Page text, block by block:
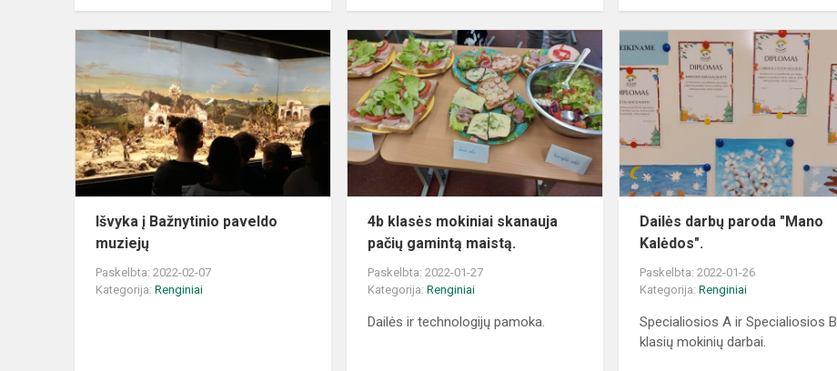
Išvyka
į
Bažnytinio
paveldo
muziejų
Išvyka į Bažnytinio paveldo
muziejų
Paskelbta: 2022-02-07
Kategorija: Renginiai
klasės
mokiniai
skanauja
pačių
gamintą
maistą.
4b klasės mokiniai skanauja
pačių gamintą maistą.
Paskelbta: 2022-01-27
Kategorija:Renginiai
Dailės ir technologijų pamoka.
Dailės darbų paroda "Mano
Kalėdos".
Paskelbta: 2022-01-26
Kategorija:Renginiai
Specialiosios A ir Specialiosios B
klasių mokinių darbai.